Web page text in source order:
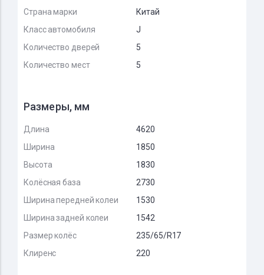
Страна марки
Китай
Класс автомобиля
J
Количество дверей
5
Количество мест
5
Размеры, мм
Длина
4620
Ширина
1850
Высота
1830
Колёсная база
2730
Ширина передней колеи
1530
Ширина задней колеи
1542
Размер колёс
235/65/R17
Клиренс
220